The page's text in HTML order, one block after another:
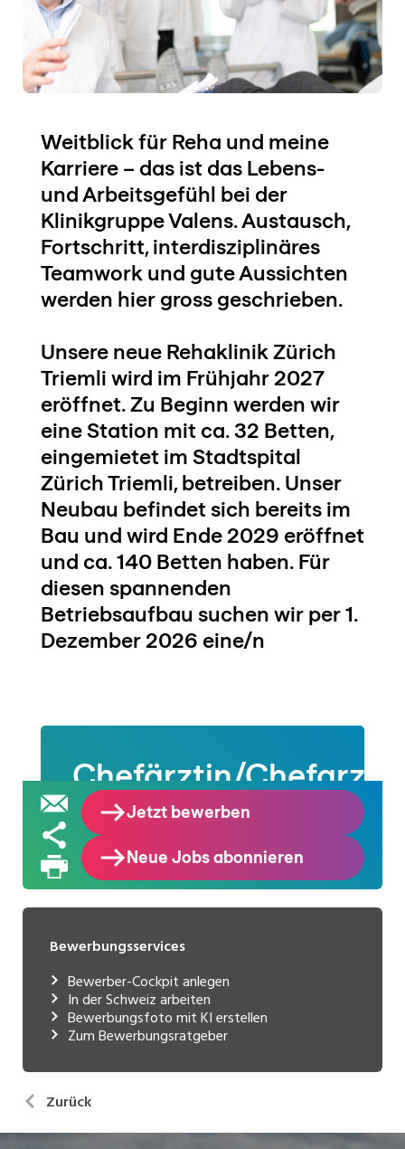
Bewerbungsservices
Bewerber-Cockpit anlegen
In der Schweiz arbeiten
Bewerbungsfoto mit KI erstellen
Zum Bewerbungsratgeber
Zurück